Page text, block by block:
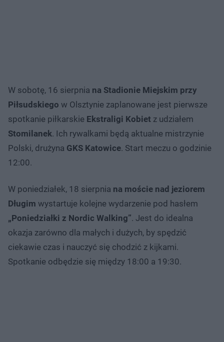
W sobotę, 16 sierpnia na Stadionie Miejskim przy
Piłsudskiego w Olsztynie zaplanowane jest pierwsze
spotkanie piłkarskie Ekstraligi Kobiet z udziałem
Stomilanek. Ich rywalkami będą aktualne mistrzynie
Polski, drużyna GKS Katowice. Start meczu o godzinie
12:00.
W poniedziałek, 18 sierpnia na moście nad jeziorem
Długim wystartuje kolejne wydarzenie pod hasłem
„Poniedziałki z Nordic Walking”. Jest do idealna
okazja zarówno dla małych i dużych, by spędzić
ciekawie czas i nauczyć się chodzić z kijkami.
Spotkanie odbędzie się między 18:00 a 19:30.